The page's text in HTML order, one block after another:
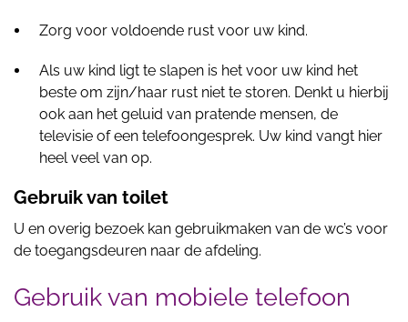
Zorg voor voldoende rust voor uw kind.
Als uw kind ligt te slapen is het voor uw kind het
beste om zijn/haar rust niet te storen. Denkt u hierbij
ook aan het geluid van pratende mensen, de
televisie of een telefoongesprek. Uw kind vangt hier
heel veel van op.
Gebruik van toilet
U en overig bezoek kan gebruikmaken van de wc’s voor
de toegangsdeuren naar de afdeling.
Gebruik van mobiele telefoon